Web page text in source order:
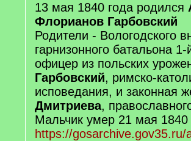
13 мая 1840 года родился
Флорианов Гарбовский
Родители - Вологодского
гарнизонного батальона
офицер из польских
Гарбовский, римско-
исповедания, и законная
Дмитриева,
Мальчик умер 21 мая 1840
https://